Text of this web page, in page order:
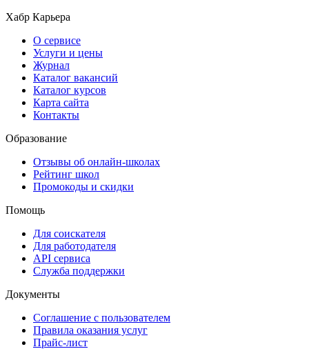
Хабр Карьера
О сервисе
Услуги и цены
Журнал
Каталог вакансий
Каталог курсов
Карта сайта
Контакты
Образование
Отзывы об онлайн-школах
Рейтинг школ
Промокоды и скидки
Помощь
Для соискателя
Для работодателя
API сервиса
Служба поддержки
Документы
Соглашение с пользователем
Правила оказания услуг
Прайс-лист